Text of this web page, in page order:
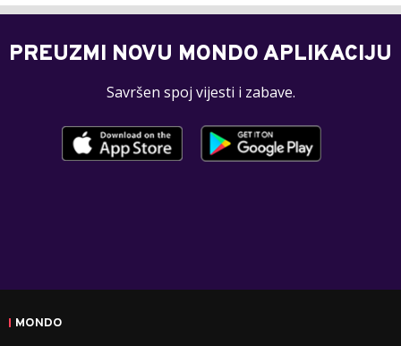
PREUZMI NOVU MONDO APLIKACIJU
Savršen spoj vijesti i zabave.
MONDO